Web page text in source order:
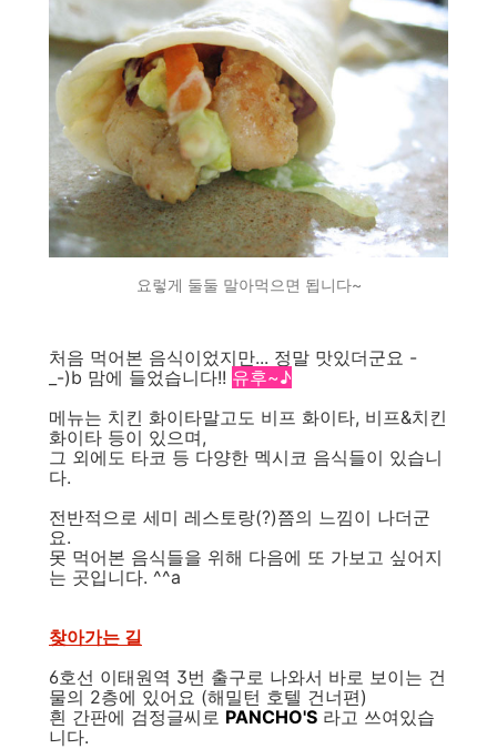
요렇게 둘둘 말아먹으면 됩니다~
처음 먹어본 음식이었지만... 정말 맛있더군요 -
_-)b 맘에 들었습니다!! 유후~♪
메뉴는 치킨 화이타말고도 비프 화이타, 비프&치킨
화이타 등이 있으며,
그 외에도 타코 등 다양한 멕시코 음식들이 있습니
다.
전반적으로 세미 레스토랑(?)쯤의 느낌이 나더군
요.
못 먹어본 음식들을 위해 다음에 또 가보고 싶어지
는 곳입니다. ^^a
찾아가는 길
6호선 이태원역 3번 출구로 나와서 바로 보이는 건
물의 2층에 있어요 (해밀턴 호텔 건너편)
흰 간판에 검정글씨로 PANCHO'S 라고 쓰여있습
니다.